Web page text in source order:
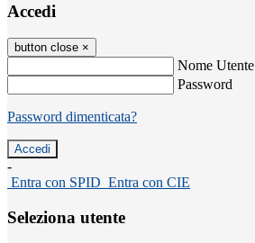
Accedi
button close ×
Nome Utente
Password
Password dimenticata?
-
Entra con SPID Entra con CIE
Seleziona utente